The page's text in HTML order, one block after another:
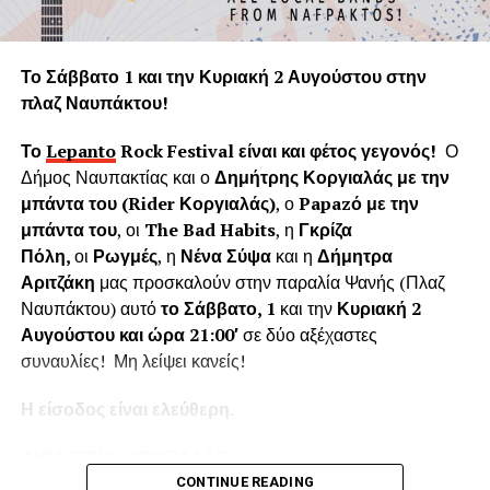
Η «Εφορεία Αρχαιοτήτων Αιτωλοακαρνανίας και
κόπηκαν δημιουργούσαν προβλήματα στο τείχος του
ενετικού κάστρου. Όμως τα δέντρα του κάστρου
προέρχονται από τις δεντροφυτεύσεις που έγιναν
νομίμως από το 1914 έως το 1939 (έγκριση από το
Υπουργείο Εσωτερικών και κατόπιν από το Υπουργείο
Γεωργίας υπό την γραμματεία του Ιωάννη Μπρικόλα) και
βρίσκονται σε απόσταση ασφαλείας από τα τείχη.
Συνεπώς πολλά από τα δέντρα έχουν ηλικία άνω των 100
ετών χωρίς να έχει αναφερθεί κάποιο πρόβλημα στη
στατικότητα των τειχών που να οφείλεται στην πλήρη
ανάπτυξη του ριζικού συστήματος. Το Δασαρχείο
Ναυπάκτου βεβαιώνει ότι δεν υπάρχει σχετική μελέτη ούτε
Επίσης εντός του κάστρου υπάρχει σύγχρονο σύστημα
Το Σάββατο 1 και την Κυριακή 2 Αυγούστου στην
πλαζ Ναυπάκτου!
ΤοLepantoRockFestivalείναι και φέτος γεγονός! Ο
Δήμος Ναυπακτίας και οΔημήτρης Κοργιαλάς με την
μπάντα του (RiderΚοργιαλάς), οPapazό με την
μπάντα του, οι The Bad Habits, η Γκρίζα
Πόλη,οι Ρωγμές, η Νένα Σύψακαι η Δήμητρα
Αριτζάκη μας προσκαλούν στην παραλία Ψανής (Πλαζ
Ναυπάκτου) αυτότο Σάββατο, 1 και τηνΚυριακή 2
Αυγούστου και ώρα 21:00′σε δύο αξέχαστες
συναυλίες! Μη λείψει κανείς!
Η είσοδος είναι ελεύθερη.
CONTINUE READING